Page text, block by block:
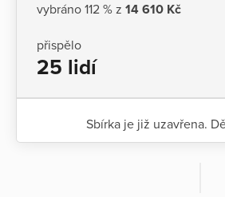
vybráno 112 % z 14 610 Kč
přispělo
25 lidí
Sbírka je již uzavřena.